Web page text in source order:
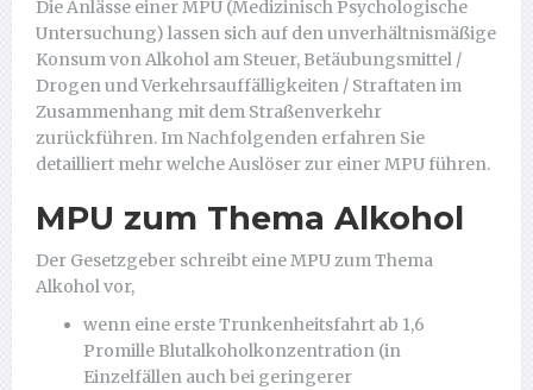
Die Anlässe einer MPU (Medizinisch Psychologische
Untersuchung) lassen sich auf den unverhältnismäßige
Konsum von Alkohol am Steuer, Betäubungsmittel /
Drogen und Verkehrsauffälligkeiten / Straftaten im
Zusammenhang mit dem Straßenverkehr
zurückführen. Im Nachfolgenden erfahren Sie
detailliert mehr welche Auslöser zur einer MPU führen.
MPU zum Thema Alkohol
Der Gesetzgeber schreibt eine MPU zum Thema
Alkohol vor,
wenn eine erste Trunkenheitsfahrt ab 1,6
Promille Blutalkoholkonzentration (in
Einzelfällen auch bei geringerer